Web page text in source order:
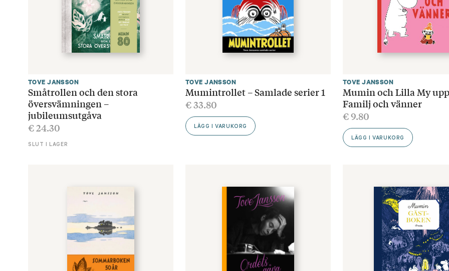
TOVE JANSSON
Småtrollen och den stora
översvämningen –
jubileumsutgåva
€24.30
SLUT I LAGER
TOVE JANSSON
Mumintrollet – Samlade serier 1
€33.80
LÄGG I VARUKORG
TOVE JANSSON
Mumin och Lilla My
Familj och vänner
€9.80
LÄGG I VARUKORG